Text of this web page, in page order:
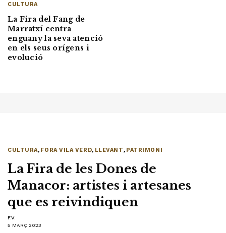
CULTURA
La Fira del Fang de
Marratxí centra
enguany la seva atenció
en els seus orígens i
evolució
CULTURA, FORA VILA VERD, LLEVANT, PATRIMONI
La Fira de les Dones de
Manacor: artistes i artesanes
que es reivindiquen
F.V.
5 MARÇ 2023